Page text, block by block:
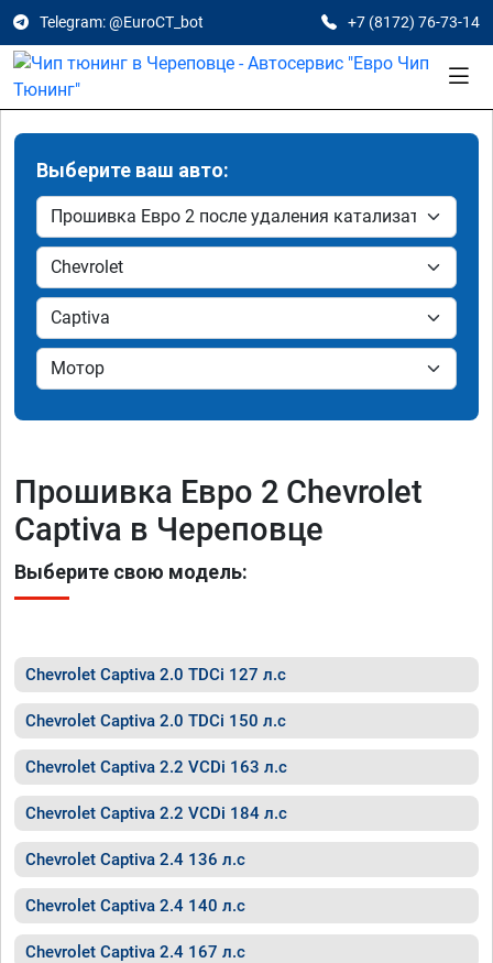
Telegram: @EuroCT_bot +7 (8172) 76-73-14
Выберите ваш авто:
Прошивка Евро 2 Chevrolet
Captiva в Череповце
Выберите свою модель:
Chevrolet Captiva 2.0 TDCi 127 л.с
Chevrolet Captiva 2.0 TDCi 150 л.с
Chevrolet Captiva 2.2 VCDi 163 л.с
Chevrolet Captiva 2.2 VCDi 184 л.с
Chevrolet Captiva 2.4 136 л.с
Chevrolet Captiva 2.4 140 л.с
Chevrolet Captiva 2.4 167 л.с